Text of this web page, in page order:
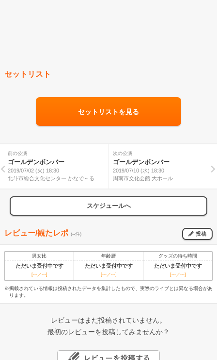
セットリスト
セットリストを見る
前の公演
ゴールデンボンバー
2019/07/02 (火) 18:30
北斗市総合文化センター かなで～る 大
次の公演
ゴールデンボンバー
2019/07/10 (水) 18:30
周南市文化会館 大ホール
スケジュールへ
レビュー/観たレポ (--件) 投稿
男女比 年齢層 グッズの待ち時間
ただいま受付中です ただいま受付中です ただいま受付中です
[---／---] [---／---] [---／---]
※掲載されている情報は投稿されたデータを集計したもので、実際のライブとは異なる場合があ
ります。
レビューはまだ投稿されていません。
最初のレビューを投稿してみませんか？